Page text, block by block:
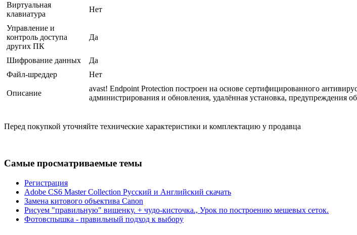
Виртуальная
клавиатура
Нет
Управление и
контроль доступа
других ПК
Да
Шифрование данных
Да
Файл-шреддер
Нет
Описание
avast! Endpoint Protection построен на основе сертифицированного
администрирования и обновления, удалённая установка, предупреждения
Перед покупкой уточняйте технические характеристики и комплектацию у продавца
Самые просматриваемые темы
Регистрация
Adobe CS6 Master Collection Русский и Английский скачать
Замена китового объектива Canon
Рисуем "правильную" вишенку. + чудо-кисточка., Урок по построению мешевых сеток.
Фотовспышка - правильный подход к выбору